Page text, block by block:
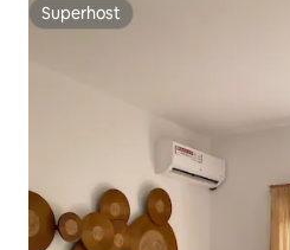
Superhost
Superhost